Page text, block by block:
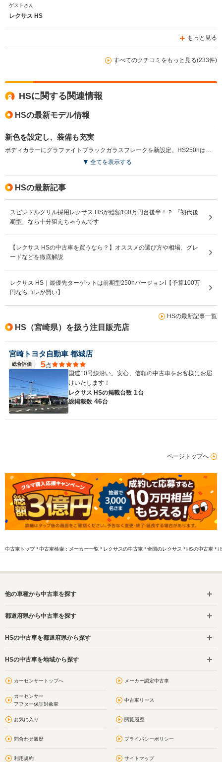
ゲストさん
レクサス HS
もっと見る
すべてのクチコミをもっと見る(233件)
HSに関する関連情報
HSの最新モデル情報
新色を設定し、装備も充実
全てを表示する
HSの最新記事
スピンドルグリル採用レクサス HSが総額100万円台後半！？ 「初代後
期型」なら十分狙えちゃうんです
【レクサス HSの中古車を買うなら？】オススメの選び方や相場、グレ
ードなどを徹底解説
レクサス HS｜最優先ターゲットは前期型250hバージョンI【予算100万
円ならコレが買い】
HSの最新記事一覧
HS（宮崎県）を扱う注目販売店
宮崎トヨタ自動車 都城店
総合評価 5点
国道10号線沿い。安心、信頼の中古車をお客様にお届
けいたします！
レクサス HSの掲載台数 1台
総掲載数 46台
ページトップへ
中古車トップ 中古車検索：メーカー一覧 レクサスの中古車 全国のレクサス HSの中古車
他の車種から中古車を探す
都道府県から中古車を探す
HSの中古車を都道府県から探す
HSの中古車を地域から探す
カーセンサートップへ メーカー認定中古車
カーセンサー
アフター保証対象車
中古車リース
お気に入り 閲覧履歴
問合わせ履歴 プライバシーポリシー
利用規約 サイトマップ